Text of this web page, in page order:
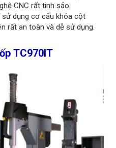
CNC rất tinh sảo.
sử dụng cơ cấu khóa cột
rất an toàn và dễ sử dụng.
TC970IT